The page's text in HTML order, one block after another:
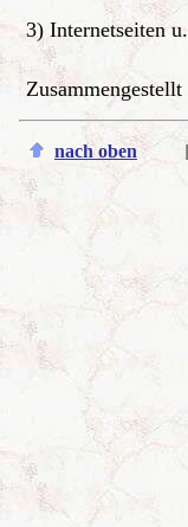
3) Internetseiten
nach oben